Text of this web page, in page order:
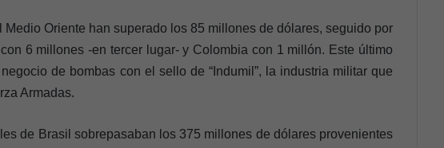
Medio Oriente han superado los 85 millones de dólares, seguido por
6 millones -en tercer lugar- y Colombia con 1 millón. Este último
de bombas con el sello de “Indumil”, la industria militar que
Armadas.
de Brasil sobrepasaban los 375 millones de dólares provenientes